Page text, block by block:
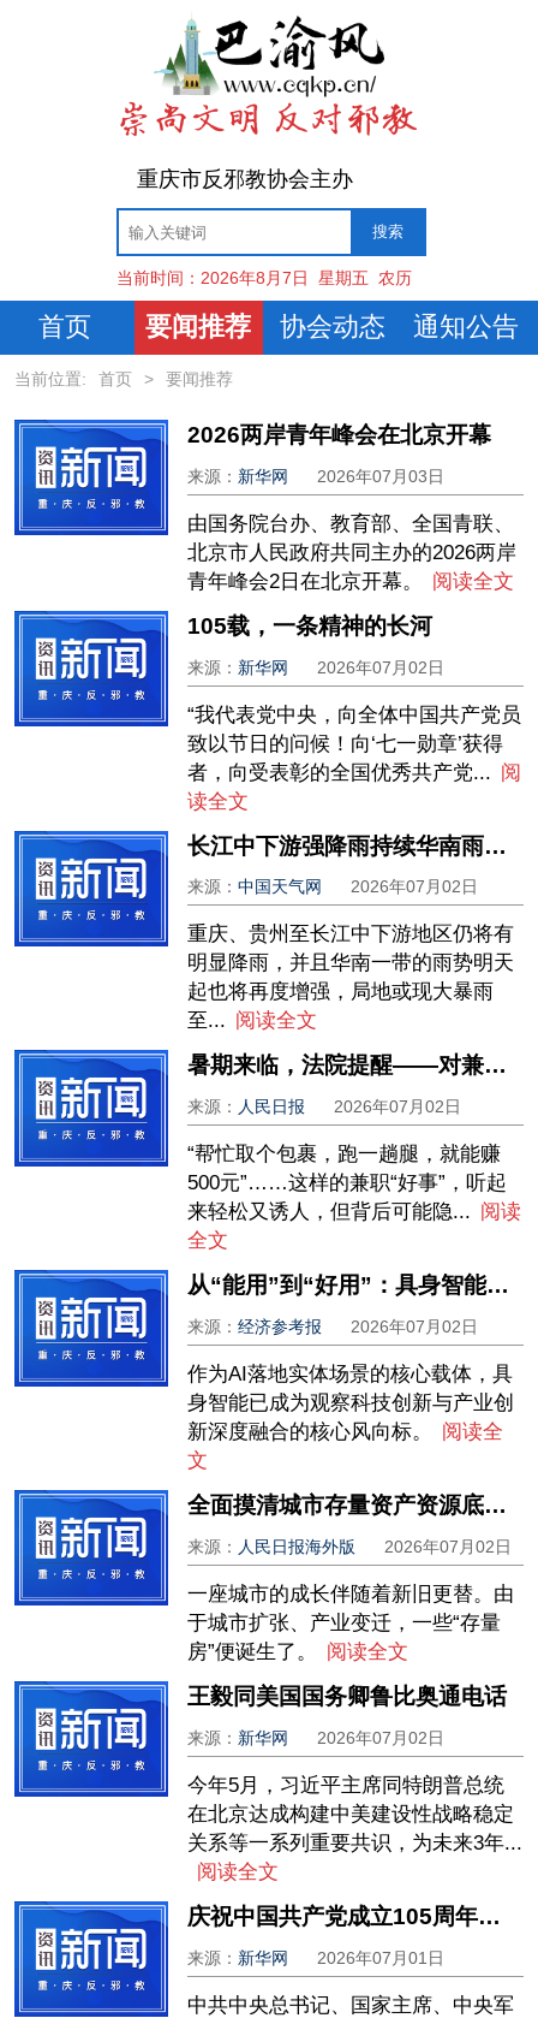
重庆市反邪教协会主办
当前时间： 2026年8月7日 星期五 农历
首页 要闻推荐 协会动态 通知公告
当前位置: 首页 > 要闻推荐
2026两岸青年峰会在北京开幕
来源： 新华网 2026年07月03日
由国务院台办、教育部、全国青联、
北京市人民政府共同主办的2026两岸
青年峰会2日在北京开幕。
阅读全文
105载，一条精神的长河
来源： 新华网 2026年07月02日
“我代表党中央，向全体中国共产党员
致以节日的问候！向‘七一勋章’获得
者，向受表彰的全国优秀共产党... 阅
读全文
长江中下游强降雨持续华南雨势将增强 北方多地暑热持续发展
来源：中国天气网 2026年07月02日
重庆、贵州至长江中下游地区仍将有
明显降雨，并且华南一带的雨势明天
起也将再度增强，局地或现大暴雨
至... 阅读全文
暑期来临，法院提醒——对兼职信息仔细甄别
来源： 人民日报 2026年07月02日
“帮忙取个包裹，跑一趟腿，就能赚
500元”……这样的兼职“好事”，听起
来轻松又诱人，但背后可能隐... 阅读
全文
从“能用”到“好用”：具身智能蓄力“关键一跃”
来源：经济参考报 2026年07月02日
作为AI落地实体场景的核心载体，具
身智能已成为观察科技创新与产业创
新深度融合的核心风向标。
阅读全
文
全面摸清城市存量资产资源底数，盘活闲置低效空间——闲置房，用起来、活起来
来源： 人民日报海外版 2026年07月02日
一座城市的成长伴随着新旧更替。由
于城市扩张、产业变迁，一些“存量
房”便诞生了。
阅读全文
王毅同美国国务卿鲁比奥通电话
来源： 新华网 2026年07月02日
今年5月，习近平主席同特朗普总统
在北京达成构建中美建设性战略稳定
关系等一系列重要共识，为未来3年...
阅读全文
庆祝中国共产党成立105周年大会在京隆重举行
来源： 新华网 2026年07月01日
中共中央总书记、国家主席、中央军